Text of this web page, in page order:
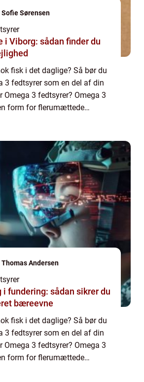
Sofie Sørensen
i Viborg: sådan finder du
fisk i det daglige? Så bør du
3 fedtsyrer som en del af din
3 fedtsyrer? Omega 3
form for flerumættede
Thomas Andersen
i fundering: sådan sikrer du
bæreevne
fisk i det daglige? Så bør du
3 fedtsyrer som en del af din
3 fedtsyrer? Omega 3
form for flerumættede